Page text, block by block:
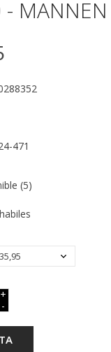
- MANNEN
471
(5)
+
-